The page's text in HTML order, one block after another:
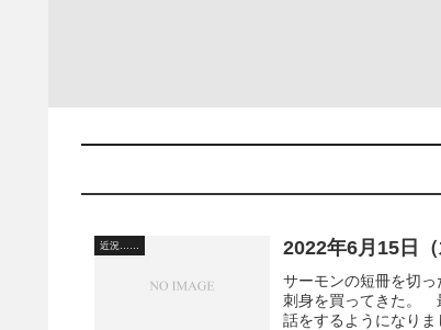
近況…… 2022年6月15日
サーモンの短冊を切
刺身を買ってきた。
話をするようになり